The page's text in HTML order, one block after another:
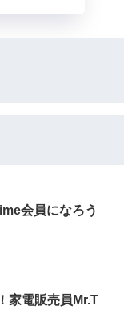
会員になろう
家電販売員Mr.T